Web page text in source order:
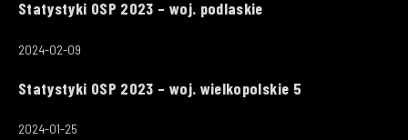
Statystyki OSP 2023 – woj. podlaskie
2024-02-09
Statystyki OSP 2023 – woj. wielkopolskie 5
2024-01-25